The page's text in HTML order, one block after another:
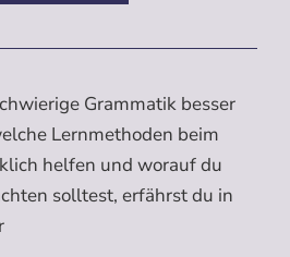
Grammatik besser
Lernmethoden beim
helfen und worauf du
solltest, erfährst du in